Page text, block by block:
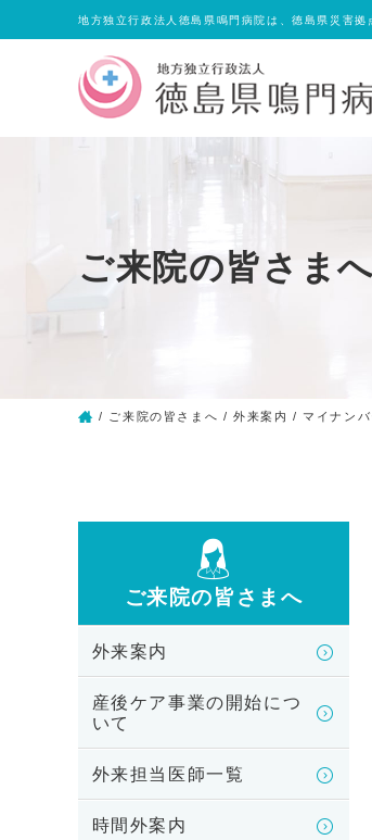
地方独立行政法人徳島県鳴門病院は、徳島県災害拠
ご来院の皆さまへ
/ ご来院の皆さまへ /外来案内 / マイナン
ご来院の皆さまへ
外来案内
産後ケア事業の開始につ
いて
外来担当医師一覧
時間外案内